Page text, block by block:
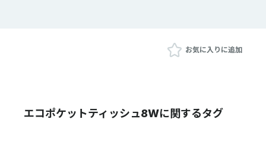
お気に入りに追加
エコポケットティッシュ8Wに関するタグ